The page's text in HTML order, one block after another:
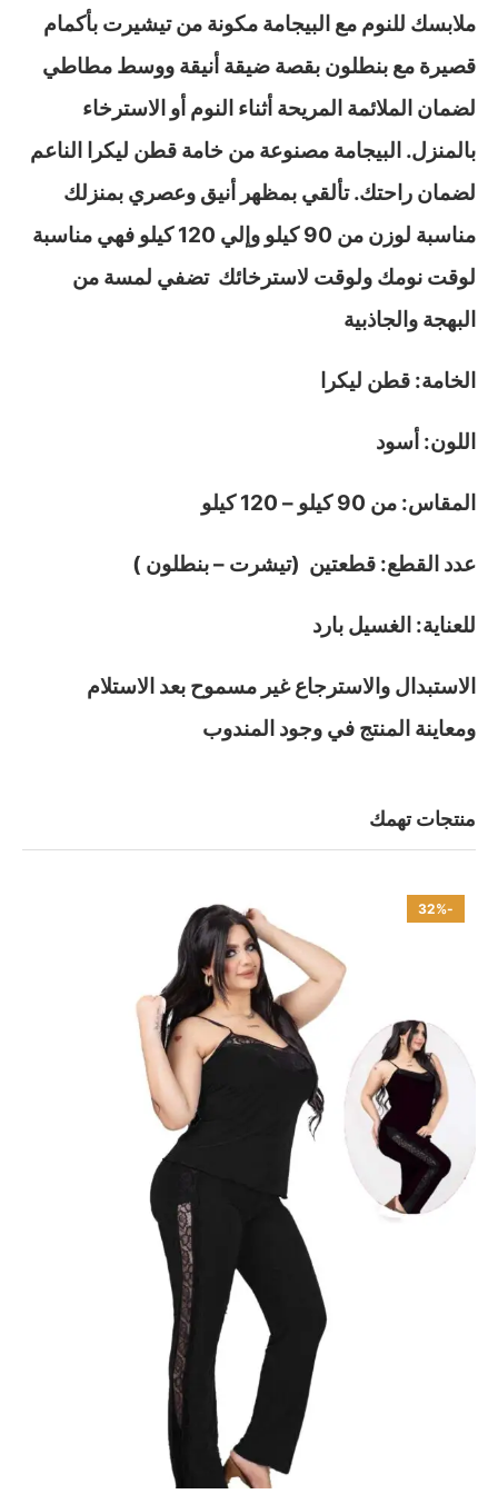
ملابسك للنوم مع البيجامة مكونة من تيشيرت بأكمام
قصيرة مع بنطلون بقصة ضيقة أنيقة ووسط مطاطي
لضمان الملائمة المريحة أثناء النوم أو الاسترخاء
بالمنزل. البيجامة مصنوعة من خامة قطن ليكرا الناعم
لضمان راحتك. تألقي بمظهر أنيق وعصري بمنزلك
مناسبة لوزن من 90 كيلو وإلي 120 كيلو فهي مناسبة
لوقت نومك ولوقت لاسترخائك تضفي لمسة من
البهجة والجاذبية
الخامة: قطن ليكرا
اللون: أسود
المقاس: من 90 كيلو – 120 كيلو
عدد القطع: قطعتين (تيشرت – بنطلون )
للعناية: الغسيل بارد
الاستبدال والاسترجاع غير مسموح بعد الاستلام
ومعاينة المنتج في وجود المندوب
منتجات تهمك
-32%